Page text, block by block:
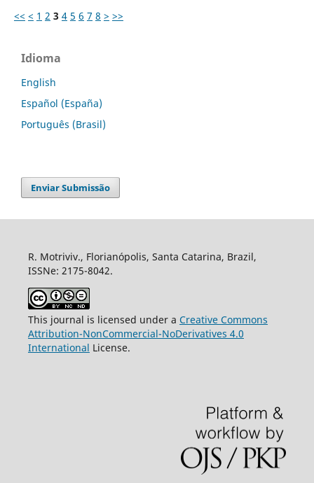
<< < 1 2 3 4 5 6 7 8 > >>
Idioma
English
Español (España)
Português (Brasil)
Enviar Submissão
R. Motriviv., Florianópolis, Santa Catarina, Brazil,
ISSNe: 2175-8042.
This journal is licensed under a Creative Commons
Attribution-NonCommercial-NoDerivatives 4.0
International License.